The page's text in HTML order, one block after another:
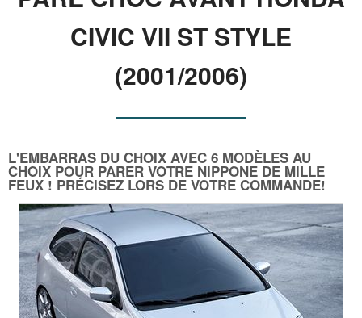
CIVIC VII ST STYLE
(2001/2006)
L'EMBARRAS DU CHOIX AVEC 6 MODÈLES AU
CHOIX POUR PARER VOTRE NIPPONE DE MILLE
FEUX ! PRÉCISEZ LORS DE VOTRE COMMANDE!